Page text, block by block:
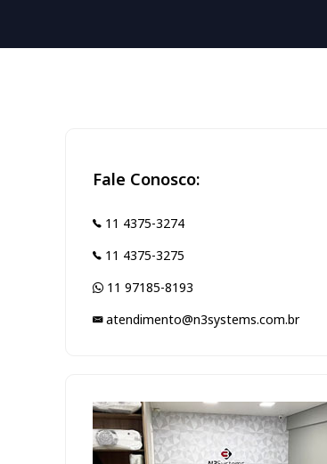
Fale Conosco:
11 4375-3274
11 4375-3275
11 97185-8193
atendimento@n3systems.com.br